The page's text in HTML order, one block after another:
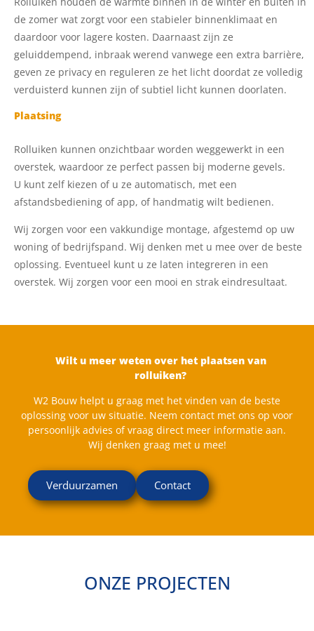
de zomer wat zorgt voor een stabieler binnenklimaat en
daardoor voor lagere kosten. Daarnaast zijn ze
geluiddempend, inbraak werend vanwege een extra barrière,
geven ze privacy en reguleren ze het licht doordat ze volledig
verduisterd kunnen zijn of subtiel licht kunnen doorlaten.
Plaatsing
Rolluiken kunnen onzichtbaar worden weggewerkt in een
overstek, waardoor ze perfect passen bij moderne gevels.
U kunt zelf kiezen of u ze automatisch, met een
afstandsbediening of app, of handmatig wilt bedienen.
Wij zorgen voor een vakkundige montage, afgestemd op uw
woning of bedrijfspand. Wij denken met u mee over de beste
oplossing. Eventueel kunt u ze laten integreren in een
overstek. Wij zorgen voor een mooi en strak eindresultaat.
Wilt u meer weten over het plaatsen van
rolluiken?
W2 Bouw helpt u graag met het vinden van de beste
oplossing voor uw situatie. Neem contact met ons op voor
persoonlijk advies of vraag direct meer informatie aan.
Wij denken graag met u mee!
Verduurzamen Contact
ONZE PROJECTEN